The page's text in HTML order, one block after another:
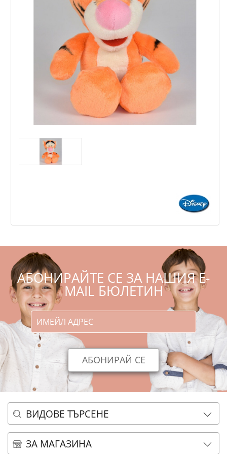
АБОНИРАЙТЕ СЕ ЗА НАШИЯ E-
MAIL БЮЛЕТИН
ВИДОВЕ ТЪРСЕНЕ
ОСНОВНО ТЪРСЕНЕ
АЗБУЧНО ТЪРСЕНЕ
ЗА МАГАЗИНА